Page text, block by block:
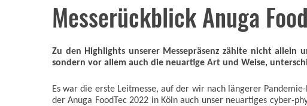
Messerückblick Anuga
Zu den Highlights unserer Messepräsenz zählte nicht allein
sondern vor allem auch die neuartige Art und Weise,
Es war die erste Leitmesse, auf der wir nach längerer
der Anuga FoodTec 2022 in Köln auch unser neuartiges cyber-